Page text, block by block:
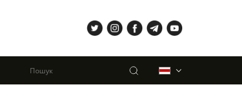
Пошук
tw ig fb tg yt